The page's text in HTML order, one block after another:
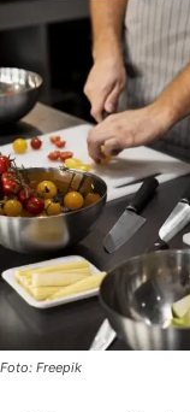
Foto: Freepik